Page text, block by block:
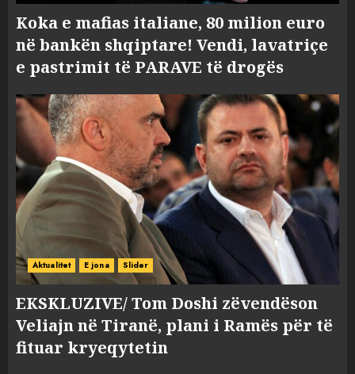
Koka e mafias italiane, 80 milion euro
në bankën shqiptare! Vendi, lavatriçe
e pastrimit të PARAVE të drogës
Aktualitet E jona Slider
EKSKLUZIVE/ Tom Doshi zëvendëson
Veliajn në Tiranë, plani i Ramës për të
fituar kryeqytetin